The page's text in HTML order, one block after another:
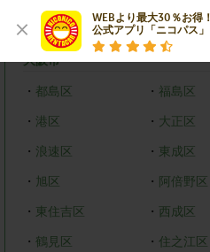
WEBより最大30％お得！
公式アプリ「ニコパス」
大阪府
大阪市
・ 都島区 ・ 福島区
・ 港区 ・ 大正区
・ 浪速区 ・ 東成区
・ 旭区 ・ 阿倍野区
・ 東住吉区 ・ 西成区
・ 鶴見区 ・ 住之江区